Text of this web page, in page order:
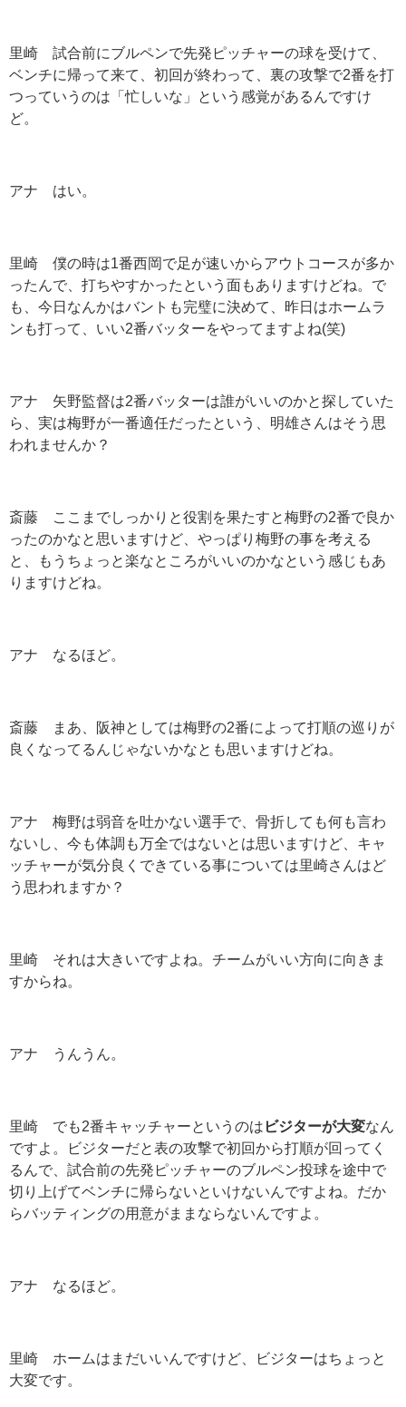
里崎 試合前にブルペンで先発ピッチャーの球を受けて、
ベンチに帰って来て、初回が終わって、裏の攻撃で2番を打
つっていうのは「忙しいな」という感覚があるんですけ
ど。
アナ はい。
里崎 僕の時は1 番西岡で足が速いからアウトコースが多か
ったんで、打ちやすかったという面もありますけどね。で
も、今日なんかはバントも完璧に決めて、昨日はホームラ
ンも打って、いい2番バッターをやってますよね(笑)
アナ 矢野監督は2番バッターは誰がいいのかと探していた
ら、実は梅野が一番適任だったという、明雄さんはそう思
われませんか？
斎藤 ここまでしっかりと役割を果たすと梅野の2番で良か
ったのかなと思いますけど、やっぱり梅野の事を考える
と、もうちょっと楽なところがいいのかなという感じもあ
りますけどね。
アナ なるほど。
斎藤 まあ、阪神としては梅野の2番によって打順の巡りが
良くなってるんじゃないかなとも思いますけどね。
アナ 梅野は弱音を吐かない選手で、骨折しても何も言わ
ないし、今も体調も万全ではないとは思いますけど、キャ
ッチャーが気分良くできている事については里崎さんはど
う思われますか？
里崎 それは大きいですよね。チームがいい方向に向きま
すからね。
アナ うんうん。
里崎 でも2番キャッチャーというのは ビジターが大変なん
ですよ。ビジターだと表の攻撃で初回から打順が回ってく
るんで、試合前の先発ピッチャーのブルペン投球を途中で
切り上げてベンチに帰らないといけないんですよね。だか
らバッティングの用意がままならないんですよ。
アナ なるほど。
里崎 ホームはまだいいんですけど、ビジターはちょっと
大変です。